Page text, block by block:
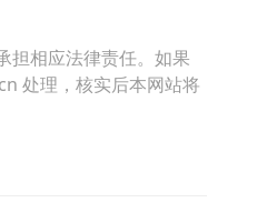
担相应法律责任。如果
处理，核实后本网站将